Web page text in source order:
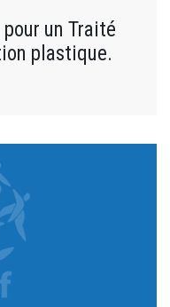
un Traité
plastique.